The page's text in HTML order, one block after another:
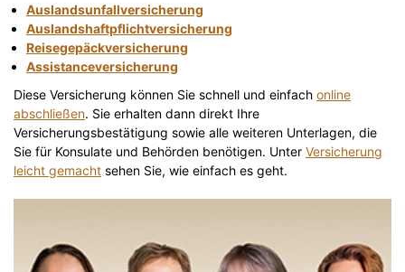
Auslandsunfallversicherung
Auslandshaftpflichtversicherung
Reisegepäckversicherung
Assistanceversicherung
Diese Versicherung können Sie schnell und einfach online
abschließen. Sie erhalten dann direkt Ihre
Versicherungsbestätigung sowie alle weiteren Unterlagen, die
Sie für Konsulate und Behörden benötigen. Unter Versicherung
leicht gemacht sehen Sie, wie einfach es geht.